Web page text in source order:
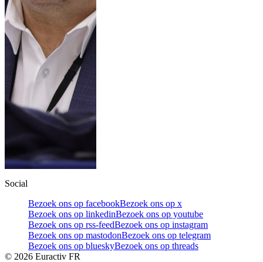
Social
Bezoek ons op facebookBezoek ons op x
Bezoek ons op linkedinBezoek ons op youtube
Bezoek ons op rss-feedBezoek ons op instagram
Bezoek ons op mastodonBezoek ons op telegram
Bezoek ons op blueskyBezoek ons op threads
© 2026 Euractiv FR